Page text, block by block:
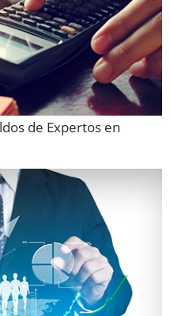
de Expertos en